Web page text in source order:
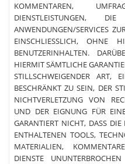
KOMMENTAREN,
ANWENDUNGEN/SERVICES
EINSCHLIESSLICH, OHNE
BENUTZERINHALTEN.
HIERMIT SÄMTLICHE
STILLSCHWEIGENDER ART,
BESCHRÄNKT ZU SEIN, DER
NICHTVERLETZUNG VON
UND DER EIGNUNG FÜR
GARANTIERT NICHT, DASS
ENTHALTENEN TOOLS,
MATERIALIEN,
DIENSTE